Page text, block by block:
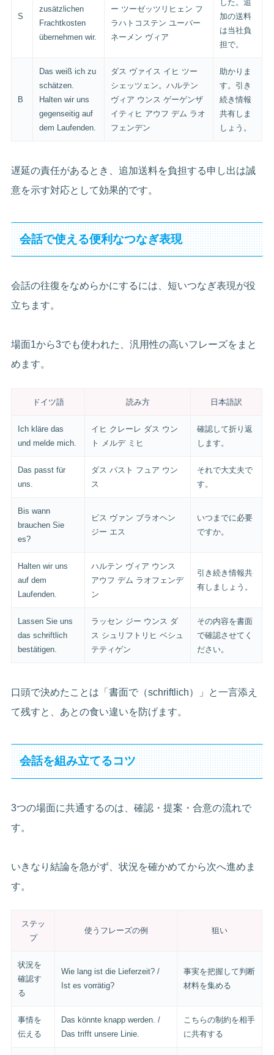
S
zusätzlichen
Frachtkosten
übernehmen wir.
ー ツーゼッツリヒェン フ
ラハトコステン ユーバー
ネーメン ヴィア
した。追
加の送料
は当社負
担で。
B
Das weiß ich zu
schätzen.
Halten wir uns
gegenseitig auf
dem Laufenden.
ダス ヴァイス イヒ ツー
シェッツェン。ハルテン
ヴィア ウンス ゲーゲンザ
イティヒ アウフ デム ラオ
フェンデン
助かりま
す。引き
続き情報
共有しま
しょう。
遅延の責任があるとき、追加送料を負担する申し出は誠
意を示す対応として効果的です。
会話で使える便利なつなぎ表現
会話の往復をなめらかにするには、短いつなぎ表現が役
立ちます。
場面1から3でも使われた、汎用性の高いフレーズをまと
めます。
ドイツ語 読み方 日本語訳
Ich kläre das
und melde mich.
イヒ クレーレ ダス ウン
ト メルデ ミヒ
確認して折り返
します。
Das passt für
uns.
ダス パスト フュア ウン
ス
それで大丈夫で
す。
Bis wann
brauchen Sie
es?
ビス ヴァン ブラオヘン
ジー エス
いつまでに必要
ですか。
Halten wir uns
auf dem
Laufenden.
ハルテン ヴィア ウンス
アウフ デム ラオフェンデ
ン
引き続き情報共
有しましょう。
Lassen Sie uns
das schriftlich
bestätigen.
ラッセン ジー ウンス ダ
ス シュリフトリヒ ベシュ
テティゲン
その内容を書面
で確認させてく
ださい。
口頭で決めたことは「書面で（schriftlich）」と一言添え
て残すと、あとの食い違いを防げます。
会話を組み立てるコツ
3つの場面に共通するのは、確認・提案・合意の流れで
す。
いきなり結論を急がず、状況を確かめてから次へ進めま
す。
ステッ
プ
使うフレーズの例 狙い
状況を
確認す
る
Wie lang ist die Lieferzeit? /
Ist es vorrätig?
事実を把握して判断
材料を集める
事情を
伝える
Das könnte knapp werden. /
Das trifft unsere Linie.
こちらの制約を相手
に共有する